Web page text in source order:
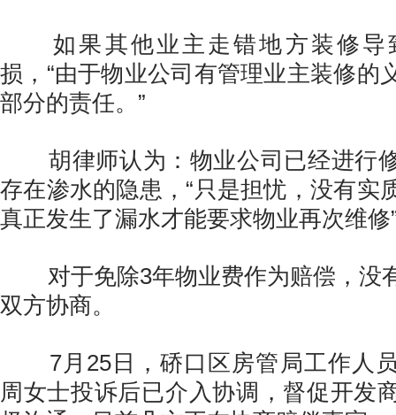
如果其他业主走错地方装修导
损，“由于物业公司有管理业主装修的
部分的责任。”
胡律师认为：物业公司已经进行
存在渗水的隐患，“只是担忧，没有实
真正发生了漏水才能要求物业再次维修
对于免除3年物业费作为赔偿，没
双方协商。
7月25日，硚口区房管局工作人
周女士投诉后已介入协调，督促开发